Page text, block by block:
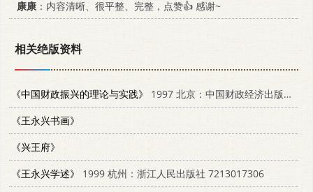
康康 ：内容清晰、很平整、完整，点赞👍 感谢~
相关绝版资料
《中国财政振兴的理论与实践》
1997 北京：中国财政经济出版社 750053387X
《王永兴书画》
《兴王府》
《王永兴学述》
1999 杭州：浙江人民出版社 7213017306